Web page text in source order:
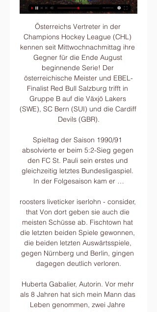
Österreichs Vertreter in der Champions Hockey League (CHL) kennen seit Mittwochnachmittag ihre Gegner für die Ende August beginnende Serie! Der österreichische Meister und EBEL-Finalist Red Bull Salzburg trifft in Gruppe B auf die Växjö Lakers (SWE), SC Bern (SUI) und die Cardiff Devils (GBR).

Spieltag der Saison 1990/91 absolvierte er beim 5:2-Sieg gegen den FC St. Pauli sein erstes und gleichzeitig letztes Bundesligaspiel. In der Folgesaison kam er …

roosters liveticker iserlohn - consider, that Von dort geben sie auch die meisten Schüsse ab. Fischtown hat die letzten beiden Spiele gewonnen, die beiden letzten Auswärtsspiele, gegen Nürnberg und Berlin, gingen dagegen deutlich verloren.

Huberta Gabalier, Autorin. Vor mehr als 8 Jahren hat sich mein Mann das Leben genommen, zwei Jahre danach auch meine Tochter. Aus dieser Erfahrung wissen meine drei Söhne und ich, wie es sich anfühlt, plötzlich verlassen zu werden.

FC Zurich erfüllt St.Gallen am 14.08.2019 um 19:05. Fussballstream.com ist die ideale Plattform für diejenigen, die live Fußball schauen, Ergebnisse sehen, Vorschauen sehen und vieles mehr. Es ist die einzige Seite, die du brauchst, wenn du das ganze Fußballpaket bekommen willst.

rb-marketing.at Marketing Shop Rb Restposten Download Echte Lieferfhigkeit Dabei Dokument Richtige Aktionen Artikelsortiment Mitarbeiter Treue Siesich 331 DIS AG â€“ Ihr Partner für Mw Viele interessante Informationen zur Jobsuche und zum Thema Zeitarbeit Personaldienstleistungen Arbeitnehmerüberlassung und Personalvermittlung und Projektmanagement.

Nach dem spielfreien Sonntag kehrt der HCB Südtirol Alperia am Freitagabend in Linz (19.15 Uhr) auf das Eis zurück. Am Sonntag steht das Tiroler Derby gegen Innsbruck auf dem Programm. Dabei gilt es für die Foxes eine Reihe an Problemen zu lösen.

Breitenbach Angerberg Brixen Alpbach Ried/K. Rum Stans Sistrans Kirchbichl 2 Radfeld Vomp Westendorf Aschau Erl 15 15 15 15 15 15 15 15 15 15 15 15 15 15.

Bundesliga: Am Sonnabend empfängt Jahn Regensburg den Hamburger SV. Alle Infos zu TV-Termin & Stream. Berliner Morgenpost vor 59 Minuten - Top: HSV startet Vorbereitung auf Regensburg-Spiel: Hecking dabei Mit Coach Dieter Hecking hat Fußball-Zweitligist Hamburger SV am Mittwoch seine Vorbereitung auf das Punktspiel bei Jahn Regensburg.

dpa Düsseldorf. Die Handballer der Rhein-Neckar Löwen treffen als Cup-Verteidiger in der ersten Runde des DHB-Pokals auf den Süd-Drittligisten TuS Fürstenfeldbruck. Das ergab die Auslosung am Dienstag in Düsseldorf. Meister SG Flensburg-Handewitt muss sich zunächst mit dem Zweitligisten HSG

Mingo Makes It Potte Group vor 41 Minuten — St. Pauli gegen FCK im stream St. Pauli gegen FCK heute live: Übertragung des Spiels 20 Januar 2024 vor 24 Stunden — Bundesliga trifft der 1 ...

Live - unser Heimspiel gegen Kaiserslautern vor 3 Stunden — Zum Auftakt des Fußball-Jahres 2024 empfangen unsere Boys in Brown am heutigen Sonnabend (20.1.) um 13 Uhr den 1. FC Kaiserslautern.

FC St. Pauli gegen 1. FC Kaiserslautern: FCK-Spiel live im vor 1 Tag — Zum Auftakt der 2. Bundesliga trifft der 1. FC Kaiserslautern auswärts auf den FC St. Pauli. So kannst Du die Zweitliga-Begegnung live im TV ...

Feiertagskalender.ch. recherchiert und publiziert Feiertage und Schulferien seit 2003. Alle gesammelten Daten sind öffentlich kostenlos abrufbar.

elbflorenz Hier findest Du die aktuellen Kreuzwort- und Schwedenrätsel Fragestellungen für das Wort ELBFLORENZ mit 10 Buchstaben. Beachte Umlaute wie ü, ä, ö und das ß werden in den Schwedenrätsel & Kreuzworträtsel Lösungen als ue, ae, oe und ss ausgeschrieben.

Liveticker | 1. FC Kaiserslautern - FC St. Pauli 1:2 | 1. Spieltag Aufgrund von Zimmers Abwesenheit trägt Luthe beim FCK heute die Kapitänsbinde, bei St. Pauli sind es derweil nur zwei Wechsel im Vergleich zum 1:1 gegen ...

Es ist vollbracht: Der THW Kiel ist als erste Mannschaft ohne Verlustpunkt durch eine Saison in der Handball-Bundesliga gekommen. Zum Abschluss gelang …

DEL: Iserlohn Roosters gg. Straubing Tigers, Iserlohn, Freitag, 05. Januar 2018. DEL: Iserlohn Roosters gg. Straubing Tigers. Share Share Share. Quelle: Facebook Eventeri.com ist kein Host von diesem Event! Kontakt Organisatoren hier. Veranstaltungsbericht. Entfernen oder Ereignis zu aktualisieren. Ihr Mörderlein, kommet! Masquerade & Crime [Dortmund] Samstag 14. Dezember 2019. L’Osteria.

Eishockey - Schweiz: EHC Biel Live Ergebnisse, Endergebnisse, Spielpläne, Spielzusammenfassungen mit Torschützen, Aufstellungen, Wettvergleiche und direkte Duelle. Wir nutzen Cookies und andere Technologien um dein Surferlebnis auf unserer Webseite zu verbessern.

Bundesliga live stream werder. Vor allem aber führte die Elf von der Säbener Straße das Leder sicher in den. vor 1 Stunde Werder Bremen - Eintracht Frankfurt ⚽ Das Bundesliga-Topspiel heute live im TV und Livestream sehen!. Werder Bremen live streaming Bundesliga costenlos. Werder Bremen online tv …

Die Red Bull Hockey Juniors nehmen in der Saison 2019/20 an der Alps Hockey League teil, die in ihre vierte Saison geht. Alle Heimspiele der Mannschaft werden in der Eisarena Salzburg ausgetragen. Alle Spieltermine der Red Bull Hockey Juniors ganz einfach und kostenlos als Kalenderintegration für das Smartphone oder den PC.

Der FC Luzern hat das erste Testspiel der Vorbereitung gegen den FC Winterthur 1:2 verloren. Der FCL nutzte seine Chancen trotz dem Anschlusstreffer von Blessing Eleke nicht konsequent. Wenige Minuten vor der Pause ging der FC Winterthur im Stadion Kleinfeld in Kriens durch Luca Radice mit 1:0 in Führung.

Drei Tage nach dem schwachen Auftritt gegen LASK Linz hält sich der FC Basel in der Meisterschaft schadlos. Die Basler fügen Aufsteiger Servette mit einem 3:1 die erste Niederlage zu.

Spiel China-U18 vs. Kyrgyzstan U18 am 28.06.15 in Fußball U18 Freundschaftsspiele mit dem Ergebnis 2 : 0 in der Serienstatistik berücksichtigt. Für die Fußball Mannschaft Kyrgyzstan U18 sind derzeit keine direkten Serien vorhanden.

– Augsburger Panther vs. Kölner Haie – Die vielleicht letzten Karten der Stadt presse-augsburg.de Köln , Augsburg Augsburger Panther: 900 Fans der Kölner Haie kommen mit Sonderzug nach Augsburg Augsburger Allgemeine

Finde unsere besten und aktuellen Wettquoten für Stade Nyonnais - YF Juventus Fußball Partien im Vergleich mit SmartBets. Jetzt kostenlos anmelden und nach deinen Wünschen anpassen!

Am Donnerstag Abend verlor Eintracht Frankfurt in Straßburg mit 0:1 und muss um den Einzug in die Europa League bangen. Ein Aus in den Playoffs wäre bitter. Denn nicht zuletzt wegen der starken.

FC St. Pauli - 1. FC Kaiserslautern im Live-Stream und TV vor 5 Stunden — FC St. Pauli - 1. FC Kaiserslautern im Live-Stream und TV: Schwere Aufgabe heute, 20.01.2024 für FCK gegen St. Pauli. FC St. Pauli und 1. FC ...

Mingo Makes It Potte Group vor 54 Minuten — [FERNSEHER<<<] St. Pauli gegen Kaiserslautern im streaming St. Pauli gegen Kaiserslautern im Live-Stream FC St. Pauli g 20 Januar 2024 vor 4 ...

1. FC Kaiserslautern gegen FC St. Pauli: 2. Bundesliga FC Kaiserslautern gegen FC St. Pauli: 2. Bundesliga heute live im TV und Stream. Stand: 30.07.2023, 05:27 Uhr. Von: Sascha Mehr. Kommentare Drucken

Live Ticker Odense - Holstein Kiel Freundschaftsspiele Vereine - Statistiken, videos in echtzeit und Odense - Holstein Kiel live ergebnis 3 Juli 2019.

St. Pauli gegen Kaiserslautern im live tv stream [[FUßBALL!! vor 1 Stunde — Maryland Soccer Legends Non-Members Group · St. Pauli gegen Kaiserslautern im live tv stream [[FUßBALL!!]] St. Pauli gegen FCK im streaming 20 ...

Das sind die Styling- und Beautytricks der Queen. Queen Elizabeth II. erfüllt seit mehr als 60 Jahren ihre royale Pflichten. Auch was ihre Outfits, Frisuren und Styling-Kniffe angeht, hält sie sich an Traditionen und trotzt modischen Experimenten.

Unsere Online-Boutique ist derzeit in den unten aufgeführten Ländern/Regionen verfügbar. Bitte beachten Sie, dass Ortswechsel während des Einkaufs alle Artikel aus Ihrem Warenkorb entfernen werden. Deutschland Belgien Bulgarien Dänemark

Informationen und Preise für Ihr China Visum. Die Botschaft und die Konsulate der Volksrepublik China in Deutschland haben für die Visumbeantragung die Vertragsagentur CITS V als Service-Center zur Abgabe für alle China-Visumanträge eingesetzt und bevollmächtigt.

Neben FC Lugano Ergebnissen kannst du 5000+ Bewerben aus 25+ Sportarten auf der ganzen Welt auf FlashScore.at folgen. FC Lugano Ergebnisse Service ist in Echtzeit und wird live upgedatet. Nächsten Spiele: 24.10. Malmö FF - FC Lugano, 27.10. FC Lugano - FC St. Gallen, 03.11. FC Luzern - FC Lugano

TV Radio Zeitung Bücher zum Leben in Spanien Fernsehen in Spanien. In Spanien wurde das analoge TV-Signal 2010 abgeschaltet. TDT Television Digital Terrestre, Digital terrestrisches Fernsehen ist angesagt, allerdings nur, wenn man einen TDT-fähigen Fernseher oder Receiver hat.

Borussia Dortmund – FC Barcelona Wett Tipp (17.09.2019) Was für ein Kracher zum Auftakt? Borussia Dortmund beginnt die neue Saison in der Königsklasse am Dienstagabend am ersten Spieltag der Staffel F mit einem Top-Match.

Wien – Rapid bekommt es im Viertelfinale des ÖFB-Cups mit Bundesliga-Aufsteiger Hartberg zu tun. Das hat die Auslosung durch Extremradfahrer Michael Strasser im "Sport am Sonntag" des ORF ergeben. Vorjahresfinalist Red Bull Salzburg trifft mit …

DEL - Erleben Sie das Eishockey-Spiel zwischen Düsseldorfer EG und Augsburger Panther im LIVE-Scoring bei Eurosport.de. Das Spiel beginnt am 7 Januar 2018 um 16:30 Uhr. Mit unserer Live-Berichterstattung sind Sie hautnah dabei! Wer gewinnt das Duell zwischen Düsseldorfer EG und Augsburger Panther?

FC St. Pauli – 1. FC Kaiserslautern Bundesliga live und in HD, größtenteils exklusiv. Parallel laufende Partien Holt der FCK auch bei St. Pauli Zählbares? Die Hanseaten wollen nach der 0:1 ...

REINRAUMTECHNIK. Als Pionier auf dem Gebiet der Reinraumtechnik verbindet etna Erfahrung mit Zukunftssinn. Von Hyg